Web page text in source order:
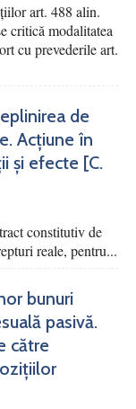
art. 488 alin.
critică modalitatea
cu prevederile art.
de
Acțiune în
și efecte [C.
constitutiv de
reale, pentru...
bunuri
pasivă.
către